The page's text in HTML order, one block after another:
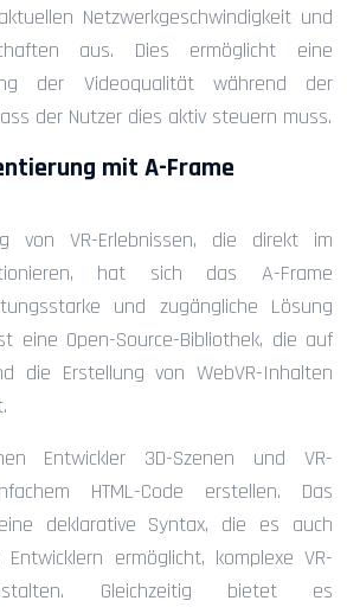
Netzwerkgeschwindigkeit und
aus. Dies ermöglicht eine
der Videoqualität während der
der Nutzer dies aktiv steuern muss.
mit A-Frame
von VR-Erlebnissen, die direkt im
hat sich das A-Frame
und zugängliche Lösung
eine Open-Source-Bibliothek, die auf
die Erstellung von WebVR-Inhalten
Entwickler 3D-Szenen und VR-
HTML-Code erstellen. Das
deklarative Syntax, die es auch
ermöglicht, komplexe VR-
Gleichzeitig bietet es